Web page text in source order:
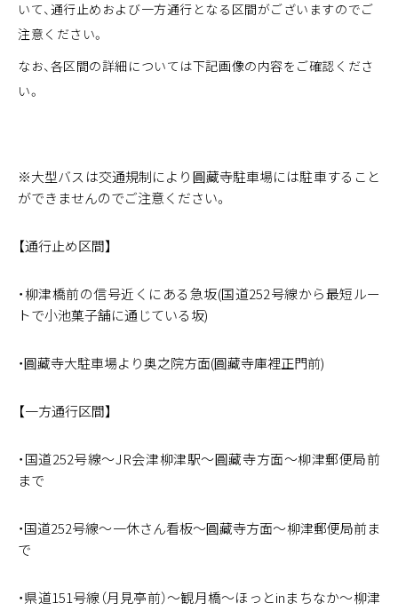
いて、通行止めおよび一方通行となる区間がございますのでご
注意ください。
なお、各区間の詳細については下記画像の内容をご確認くださ
い。
※大型バスは交通規制により圓藏寺駐車場には駐車すること
ができませんのでご注意ください。
【通行止め区間】
・柳津橋前の信号近くにある急坂(国道252号線から最短ルー
トで小池菓子舗に通じている坂)
・圓藏寺大駐車場より奥之院方面(圓藏寺庫裡正門前)
【一方通行区間】
・国道252号線～JR会津柳津駅～圓藏寺方面～柳津郵便局前
まで
・国道252号線～一休さん看板～圓藏寺方面～柳津郵便局前ま
で
・県道151号線（月見亭前）～観月橋～ほっとinまちなか～柳津